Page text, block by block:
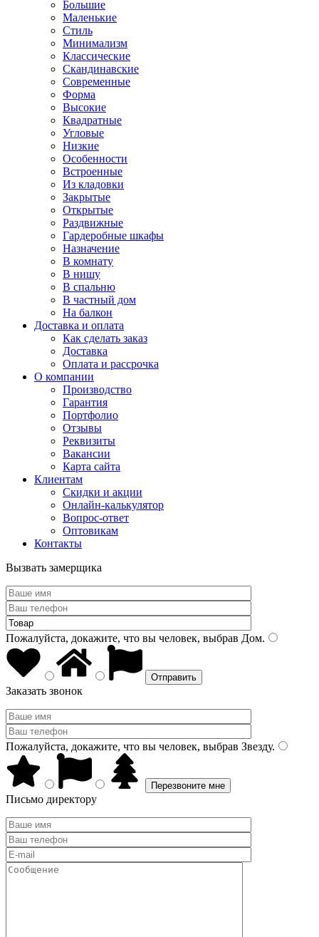
Большие
Маленькие
Стиль
Минимализм
Классические
Скандинавские
Современные
Форма
Высокие
Квадратные
Угловые
Низкие
Особенности
Встроенные
Из кладовки
Закрытые
Открытые
Раздвижные
Гардеробные шкафы
Назначение
В комнату
В нишу
В спальню
В частный дом
На балкон
Доставка и оплата
Как сделать заказ
Доставка
Оплата и рассрочка
О компании
Производство
Гарантия
Портфолио
Отзывы
Реквизиты
Вакансии
Карта сайта
Клиентам
Скидки и акции
Онлайн-калькулятор
Вопрос-ответ
Оптовикам
Контакты
Вызвать замерщика
Пожалуйста, докажите, что вы человек, выбрав Дом.
Заказать звонок
Пожалуйста, докажите, что вы человек, выбрав Звезду.
Письмо директору